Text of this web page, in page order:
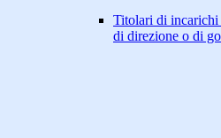
Titolari di
di direzione o di